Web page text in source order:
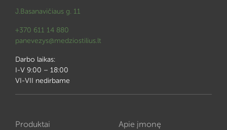
J.Basanavičiaus g. 11
+370 611 14 880
panevezys@medziostilius.lt
Darbo laikas:
I-V 9:00 – 18:00
VI-VII nedirbame
Produktai
Apie įmonę